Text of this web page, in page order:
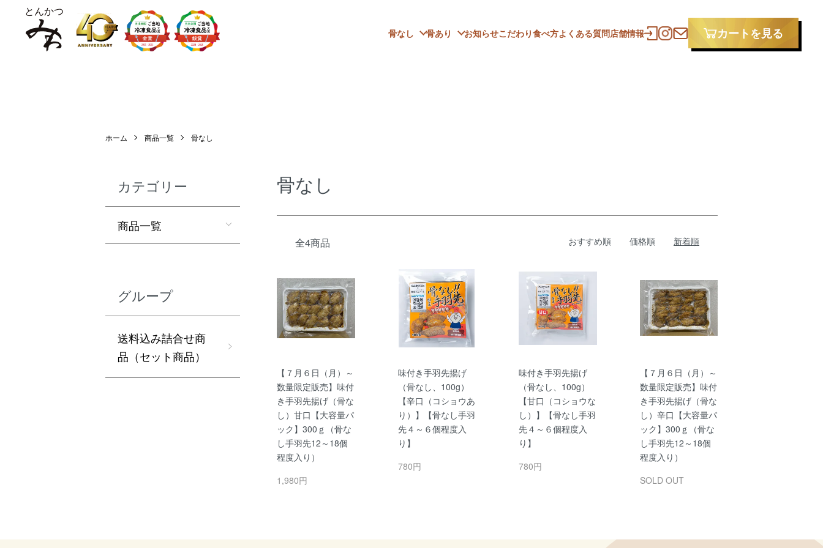
骨なし 骨あり お知らせこだわり食べ方よくある質問店舗情報 カートを見る
ホーム 商品一覧 骨なし
骨なし
全4商品 おすすめ順 価格順 新着順
【７月６日（月）～
数量限定販売】味付
き手羽先揚げ（骨な
し）甘口【大容量パ
ック】300ｇ（骨な
し手羽先12～18個
程度入り）
1,980円
味付き手羽先揚げ
（骨なし、100g）
【辛口（コショウあ
り）】【骨なし手羽
先４～６個程度入
り】
780円
味付き手羽先揚げ
（骨なし、100g）
【甘口（コショウな
し）】【骨なし手羽
先４～６個程度入
り】
780円
【７月６日（月）～
数量限定販売】味付
き手羽先揚げ（骨な
し）辛口【大容量パ
ック】300ｇ（骨な
し手羽先12～18個
程度入り）
SOLD OUT
カテゴリー
商品一覧
グループ
送料込み詰合せ商
品（セット商品）